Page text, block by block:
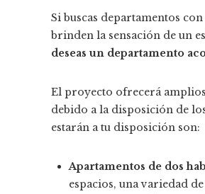
Si buscas departamentos
brinden la sensación de un
deseas un departamento
El proyecto ofrecerá
debido a la disposición de
estarán a tu disposición son:
Apartamentos de dos
espacios, una variedad